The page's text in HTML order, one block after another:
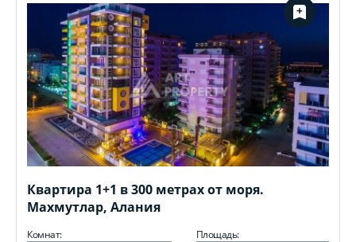
Квартира 1+1 в 300 метрах от моря.
Махмутлар, Алания
Комнат: Площадь: